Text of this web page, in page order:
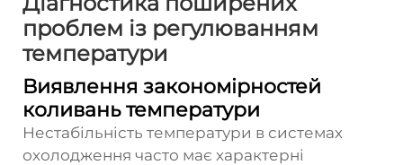
проблем із регулюванням
температури
Виявлення закономірностей
коливань температури
Нестабільність температури в системах
охолодження часто має характерні